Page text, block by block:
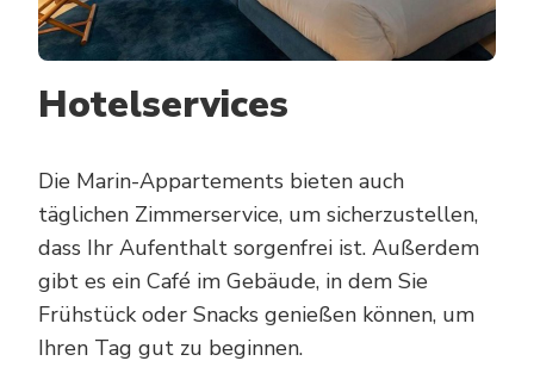
Hotelservices
Die Marin-Appartements bieten auch
täglichen Zimmerservice, um sicherzustellen,
dass Ihr Aufenthalt sorgenfrei ist. Außerdem
gibt es ein Café im Gebäude, in dem Sie
Frühstück oder Snacks genießen können, um
Ihren Tag gut zu beginnen.